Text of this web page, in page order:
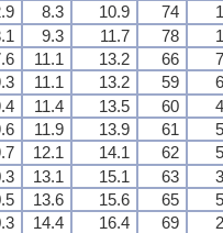
8.3 10.9 74
9.3 11.7 78
11.1 13.2 66
11.1 13.2 59
11.4 13.5 60
11.9 13.9 61
12.1 14.1 62
13.1 15.1 63
13.6 15.6 65
14.4 16.4 69